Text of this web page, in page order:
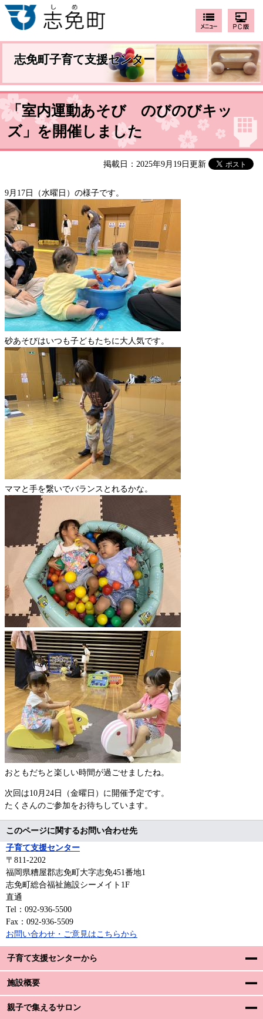
志免町子育て支援センター
子育て支援センターから
施設概要
親子で集えるサロン
「室内運動あそび のびのびキッ
ズ」を開催しました
掲載日：2025年9月19日更新
9月17日（水曜日）の様子です。
砂あそびはいつも子どもたちに大人気です。
ママと手を繋いでバランスとれるかな。
おともだちと楽しい時間が過ごせましたね。
次回は10月24日（金曜日）に開催予定です。
たくさんのご参加をお待ちしています。
このページに関するお問い合わせ先
子育て支援センター
〒811-2202
福岡県糟屋郡志免町大字志免451番地1
志免町総合福祉施設シーメイト1F
直通
Tel：092-936-5500
Fax：092-936-5509
お問い合わせ・ご意見はこちらから